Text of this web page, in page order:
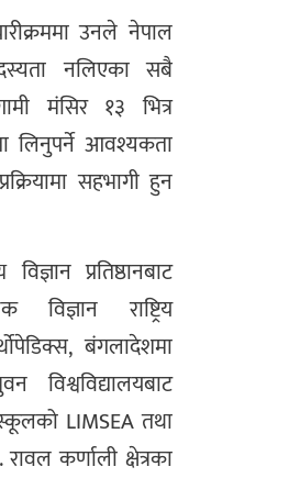
उनले नेपाल
नलिएका सबै
मंसिर १३ भित्र
लिनुपर्ने आवश्यकता
सहभागी हुन
प्रतिष्ठानबाट
विज्ञान राष्ट्रिय
बंगलादेशमा
विश्वविद्यालयबाट
LIMSEA तथा
कर्णाली क्षेत्रका